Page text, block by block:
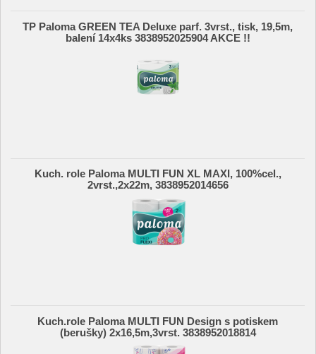
TP Paloma GREEN TEA Deluxe parf. 3vrst., tisk, 19,5m,
balení 14x4ks 3838952025904 AKCE !!
Kuch. role Paloma MULTI FUN XL MAXI, 100%cel.,
2vrst.,2x22m, 3838952014656
Kuch.role Paloma MULTI FUN Design s potiskem
(berušky) 2x16,5m,3vrst. 3838952018814